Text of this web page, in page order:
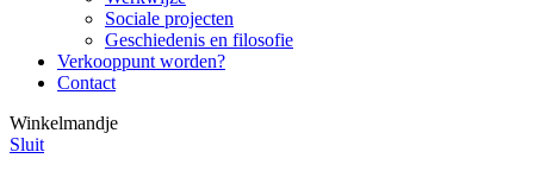
Sociale projecten
Geschiedenis en filosofie
Verkooppunt worden?
Contact
Winkelmandje
Sluit